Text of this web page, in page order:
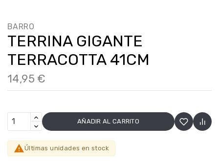
BARRO
TERRINA GIGANTE
TERRACOTTA 41CM
14,95 €
AÑADIR AL CARRITO
Últimas unidades en stock